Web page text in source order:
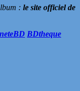
: le site officiel de
BDtheque